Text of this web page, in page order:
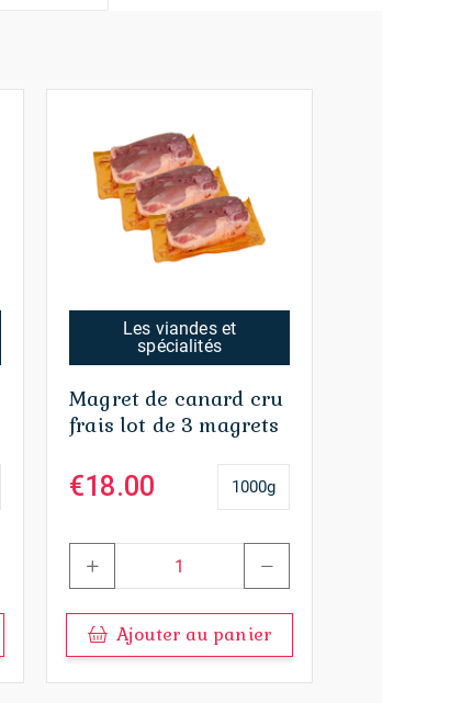
Les viandes et
spécialités
Magret de canard cru
frais lot de 3 magrets
€18.00 1000g
Ajouter au panier